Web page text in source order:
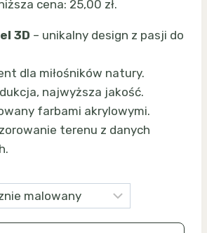
25,00 zł
45,00 zł
cena: 25,00 zł.
3D – unikalny design z pasji do
dla miłośników natury.
najwyższa jakość.
farbami akrylowymi.
terenu z danych